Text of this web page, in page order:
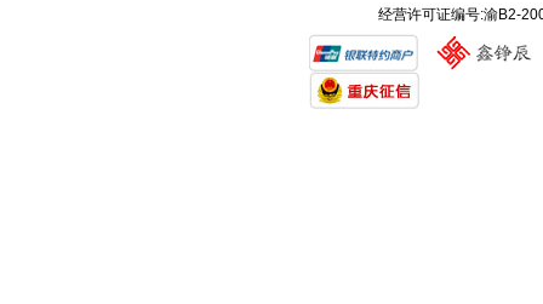
经营许可证编号:渝B2-